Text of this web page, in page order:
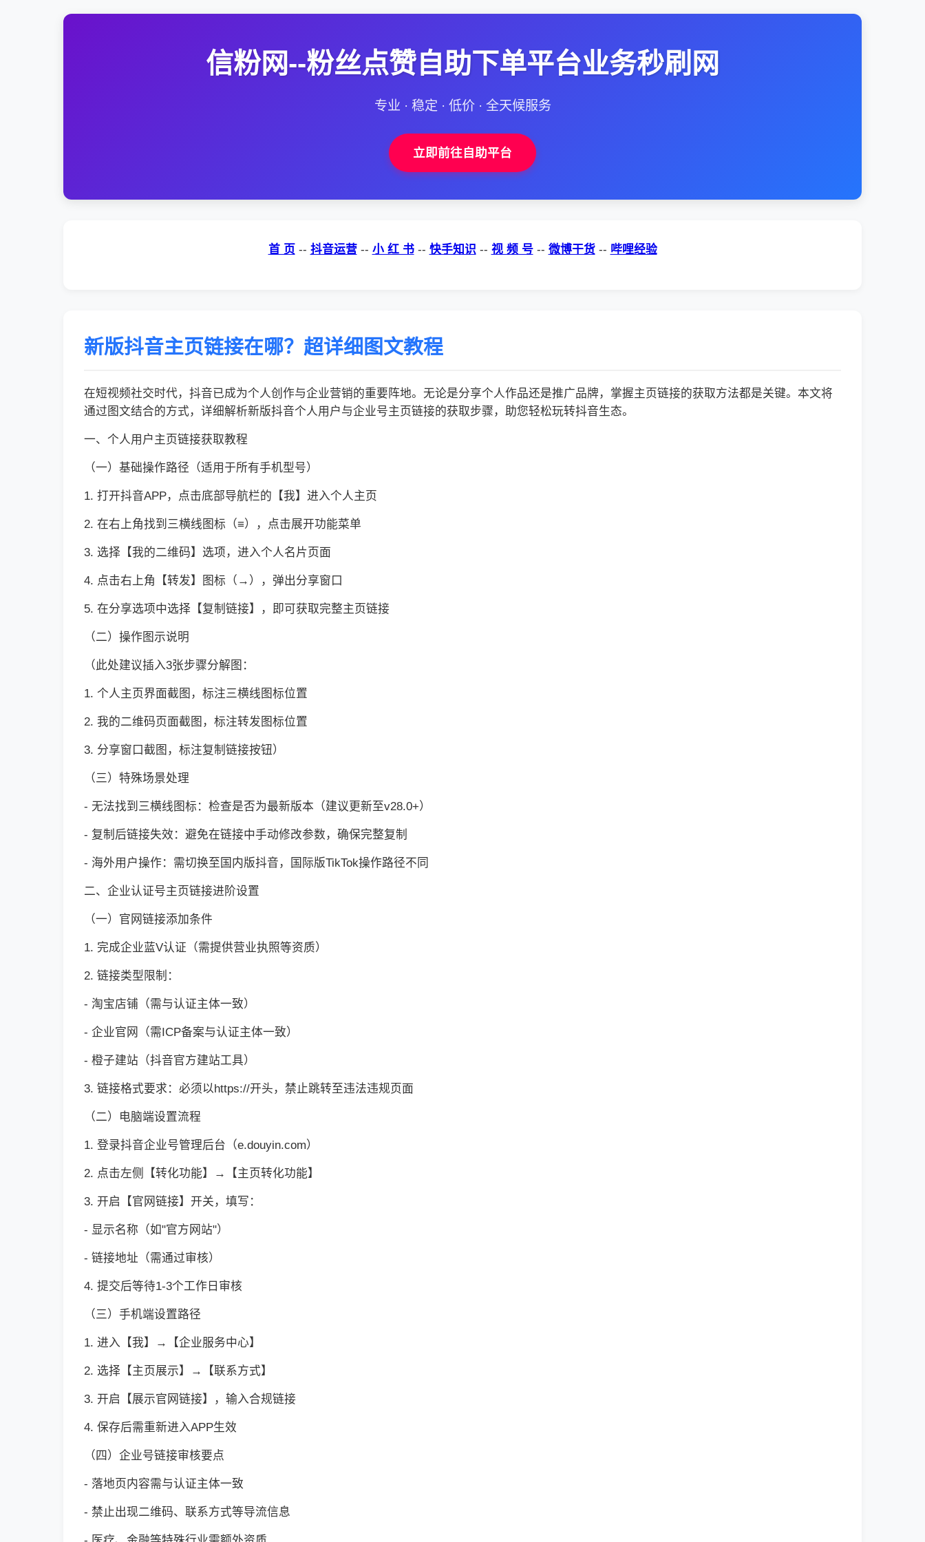
信粉网--粉丝点赞自助下单平台业务秒刷网
专业 · 稳定 · 低价 · 全天候服务
立即前往自助平台
首 页 -- 抖音运营 -- 小 红 书 -- 快手知识 -- 视 频 号 -- 微博干货 -- 哔哩经验
新版抖音主页链接在哪？超详细图文教程
在短视频社交时代，抖音已成为个人创作与企业营销的重要阵地。无论是分享个人作品还是推广品牌，掌握主页链接的获取方法都是关键。本文将
通过图文结合的方式，详细解析新版抖音个人用户与企业号主页链接的获取步骤，助您轻松玩转抖音生态。
一、个人用户主页链接获取教程
（一）基础操作路径（适用于所有手机型号）
1. 打开抖音APP，点击底部导航栏的【我】进入个人主页
2. 在右上角找到三横线图标（≡），点击展开功能菜单
3. 选择【我的二维码】选项，进入个人名片页面
4. 点击右上角【转发】图标（→），弹出分享窗口
5. 在分享选项中选择【复制链接】，即可获取完整主页链接
（二）操作图示说明
（此处建议插入3张步骤分解图：
1. 个人主页界面截图，标注三横线图标位置
2. 我的二维码页面截图，标注转发图标位置
3. 分享窗口截图，标注复制链接按钮）
（三）特殊场景处理
- 无法找到三横线图标：检查是否为最新版本（建议更新至v28.0+）
- 复制后链接失效：避免在链接中手动修改参数，确保完整复制
- 海外用户操作：需切换至国内版抖音，国际版TikTok操作路径不同
二、企业认证号主页链接进阶设置
（一）官网链接添加条件
1. 完成企业蓝V认证（需提供营业执照等资质）
2. 链接类型限制：
- 淘宝店铺（需与认证主体一致）
- 企业官网（需ICP备案与认证主体一致）
- 橙子建站（抖音官方建站工具）
3. 链接格式要求：必须以https://开头，禁止跳转至违法违规页面
（二）电脑端设置流程
1. 登录抖音企业号管理后台（e.douyin.com）
2. 点击左侧【转化功能】→【主页转化功能】
3. 开启【官网链接】开关，填写：
- 显示名称（如"官方网站"）
- 链接地址（需通过审核）
4. 提交后等待1-3个工作日审核
（三）手机端设置路径
1. 进入【我】→【企业服务中心】
2. 选择【主页展示】→【联系方式】
3. 开启【展示官网链接】，输入合规链接
4. 保存后需重新进入APP生效
（四）企业号链接审核要点
- 落地页内容需与认证主体一致
- 禁止出现二维码、联系方式等导流信息